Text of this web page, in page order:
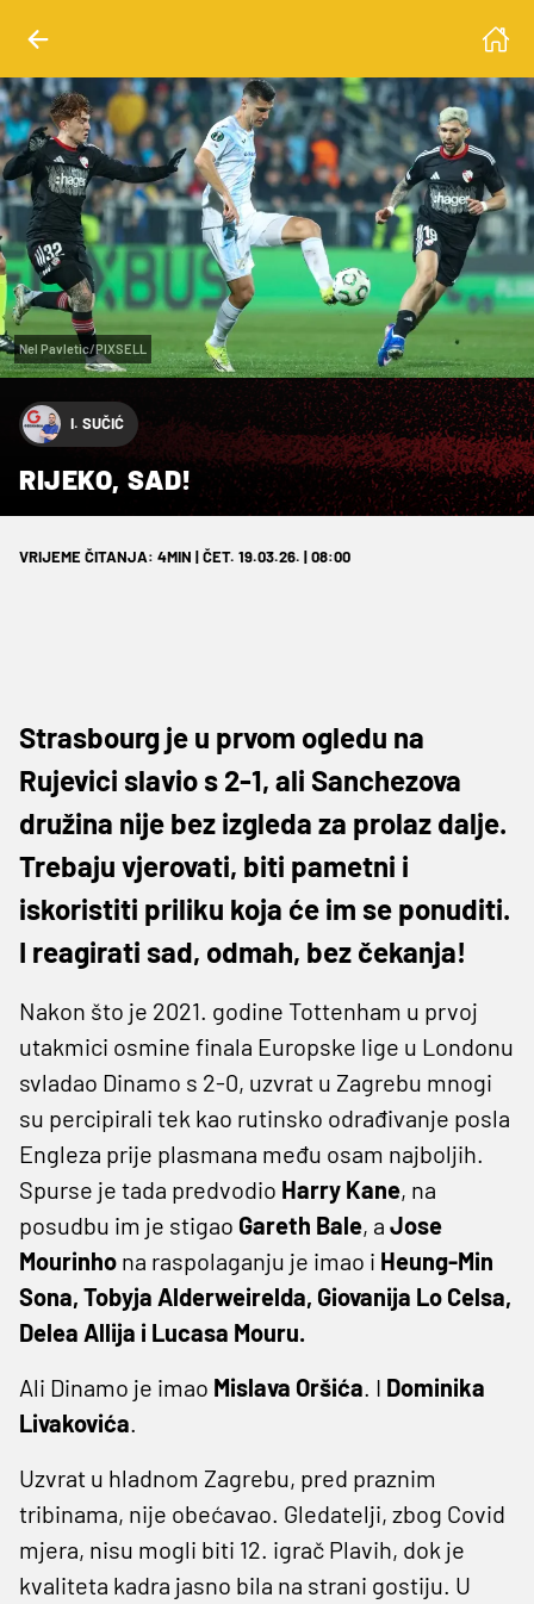
Nel Pavletic/PIXSELL
I. SUČIĆ
RIJEKO, SAD!
VRIJEME ČITANJA: 4MIN | ČET. 19.03.26. | 08:00
Strasbourg je u prvom ogledu na
Rujevici slavio s 2-1, ali Sanchezova
družina nije bez izgleda za prolaz dalje.
Trebaju vjerovati, biti pametni i
iskoristiti priliku koja će im se ponuditi.
I reagirati sad, odmah, bez čekanja!
Nakon što je 2021. godine Tottenham u prvoj
utakmici osmine finala Europske lige u Londonu
svladao Dinamo s 2-0, uzvrat u Zagrebu mnogi
su percipirali tek kao rutinsko odrađivanje posla
Engleza prije plasmana među osam najboljih.
Spurse je tada predvodio Harry Kane, na
posudbu im je stigao Gareth Bale, a Jose
Mourinho na raspolaganju je imao i Heung-Min
Sona, Tobyja Alderweirelda, Giovanija Lo Celsa,
Delea Allija i Lucasa Mouru.
Ali Dinamo je imao Mislava Oršića. I Dominika
Livakovića.
Uzvrat u hladnom Zagrebu, pred praznim
tribinama, nije obećavao. Gledatelji, zbog Covid
mjera, nisu mogli biti 12. igrač Plavih, dok je
kvaliteta kadra jasno bila na strani gostiju. U